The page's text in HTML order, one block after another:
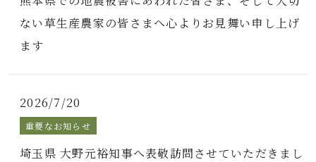
ない草生産農家の皆さまへ心よりお見舞い申し上げ
ます
2026/7/20
重要なお知らせ
埼玉県 大野元裕知事へ表敬訪問させていただきまし